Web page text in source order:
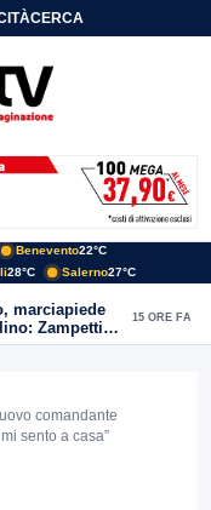
CERCA
Benevento22°C
28°C Salerno27°C
marciapiede
Zampetti e
polemiche
15 ORE FA
comandante
sento a casa”